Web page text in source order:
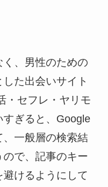
、男性のための
た出会いサイト
・セフレ・ヤリモ
ぎると、Google
一般層の検索結
で、記事のキー
けるようにして